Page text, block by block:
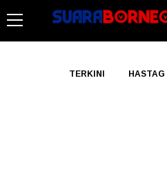
TERKINI HASTAG